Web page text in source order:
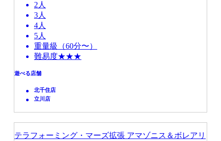
2人
3人
4人
5人
重量級（60分〜）
難易度★★★
遊べる店舗
北千住店
立川店
テラフォーミング・マーズ拡張 アマゾニス＆ボレアリ